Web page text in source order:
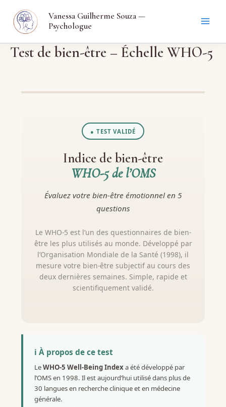
contenu
Vanessa Guilherme Souza —
Psychologue
Test de bien-être – Échelle WHO-5
● TEST VALIDÉ
Indice de bien-être
WHO-5 de l’OMS
Évaluez votre bien-être émotionnel en 5
questions
Le WHO-5 est l’un des questionnaires de bien-
être les plus utilisés au monde. Développé par
l’Organisation Mondiale de la Santé (1998), il
mesure votre bien-être subjectif au cours des
deux dernières semaines. Simple, rapide et
scientifiquement validé.
ℹ️ À propos de ce test
LeWHO-5 Well-Being Indexa été développé par
l’OMS en 1998. Il est aujourd’hui utilisé dans plus de
30 langues en recherche clinique et en médecine
générale.